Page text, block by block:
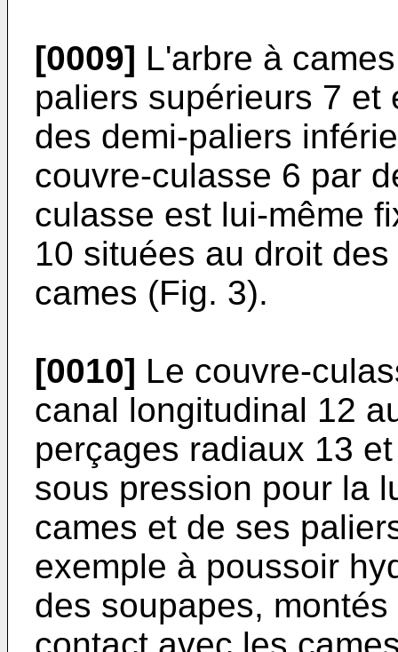
[0009] L'arbre à
paliers supérieurs 7 et
des demi-paliers
couvre-culasse 6 par
culasse est lui-même
10 situées au droit
cames (Fig. 3).
[0010] Le couvre-
canal longitudinal 12
perçages radiaux 13
sous pression pour la
cames et de ses
exemple à poussoir
des soupapes,